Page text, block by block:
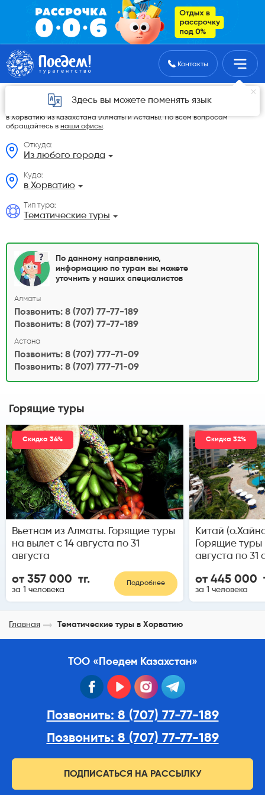
Поиск туровКонтакты
Здесь вы можете поменять язык
Тематические туры из Казахстана
На данной странице мы разместили самые выгодные Тематические туры
в Хорватию из Казахстана (Алматы и Астаны). По всем вопросам
обращайтесь в наши офисы.
Откуда:
Из любого города
Куда:
в Хорватию
Тип тура:
Тематические туры
По данному направлению,
информацию по турам вы можете
уточнить у наших специалистов
Алматы
Позвонить: 8 (707) 77-77-189
Позвонить: 8 (707) 77-77-189
Астана
Позвонить: 8 (707) 777-71-09
Позвонить: 8 (707) 777-71-09
Горящие туры
Скидка 34%
Вьетнам из Алматы. Горящие туры
на вылет с 14 августа по 31
августа
от 357 000 тг.
за 1 человека
Подробнее
Скидка 32%
Китай
Горящие туры
августа по 31
от 445 000
за 1 человека
Главная Тематические туры в Хорватию
ТОО «Поедем Казахстан»
facebook youtube instagram
Позвонить: 8 (707) 77-77-189
Позвонить: 8 (707) 77-77-189
ПОДПИСАТЬСЯ НА РАССЫЛКУ